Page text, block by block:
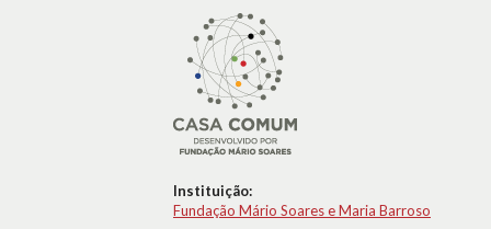
Instituição:
Fundação Mário Soares e Maria Barroso